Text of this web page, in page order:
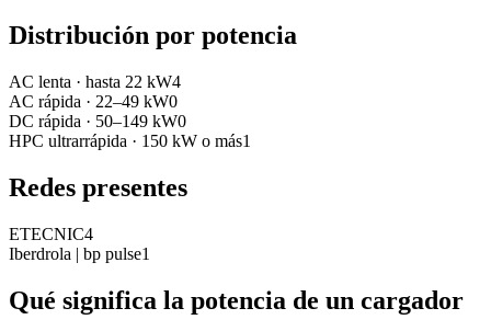
Distribución por potencia
AC lenta · hasta 22 kW4
AC rápida · 22–49 kW0
DC rápida · 50–149 kW0
HPC ultrarrápida · 150 kW o más1
Redes presentes
ETECNIC4
Iberdrola | bp pulse1
Qué significa la potencia de un cargador